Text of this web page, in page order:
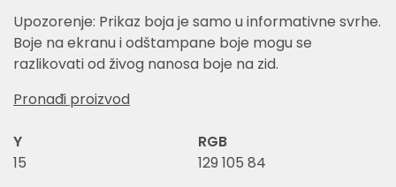
Upozorenje: Prikaz boja je samo u informativne svrhe.
Boje na ekranu i odštampane boje mogu se
razlikovati od živog nanosa boje na zid.
Pronađi proizvod
Y
15
RGB
129 105 84